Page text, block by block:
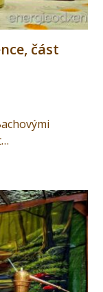
část